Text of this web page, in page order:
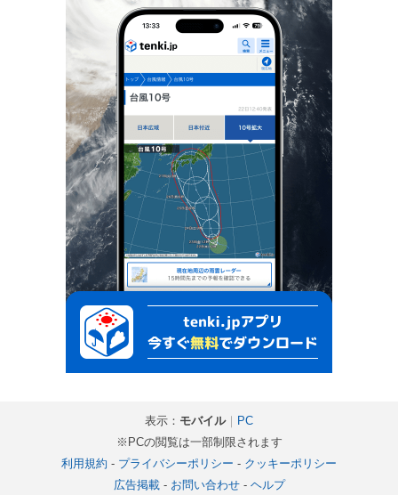
表示： モバイル｜ PC
※PCの閲覧は一部制限されます
利用規約 - プライバシーポリシー - クッキーポリシー
広告掲載- お問い合わせ- ヘルプ